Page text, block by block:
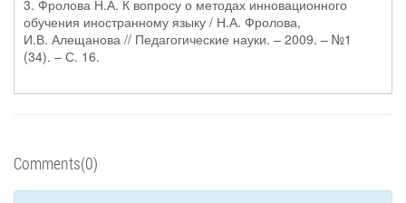
3. Фролова Н.А. К вопросу о методах инновационного
обучения иностранному языку / Н.А. Фролова,
И.В. Алещанова // Педагогические науки. – 2009. – №1
(34). – С. 16.
Comments(0)